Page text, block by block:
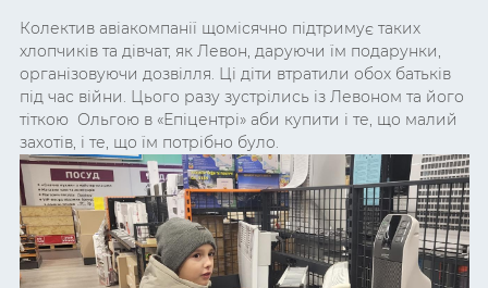
Колектив авіакомпанії щомісячно підтримує таких
хлопчиків та дівчат, як Левон, даруючи їм подарунки,
організовуючи дозвілля. Ці діти втратили обох батьків
під час війни. Цього разу зустрілись із Левоном та його
тіткою Ольгою в «Епіцентрі» аби купити і те, що малий
захотів, і те, що їм потрібно було.